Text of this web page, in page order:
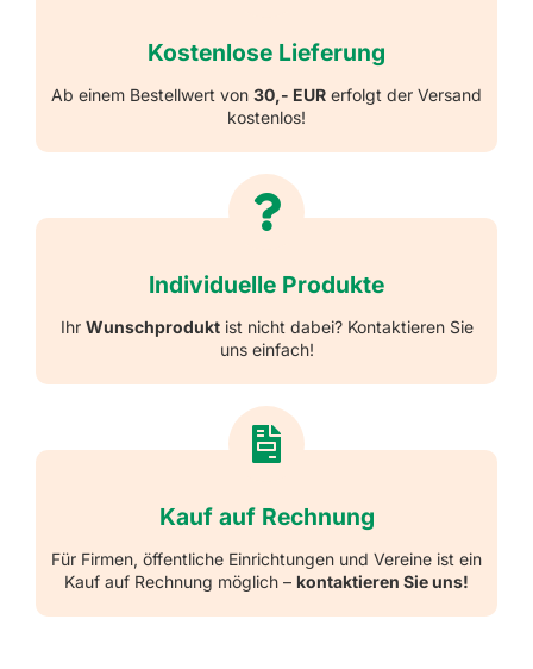
Kostenlose Lieferung
Ab einem Bestellwert von 30,- EUR erfolgt der Versand
kostenlos!
Individuelle Produkte
Ihr Wunschproduktist nicht dabei? Kontaktieren Sie
uns einfach!
Kauf auf Rechnung
Für Firmen, öffentliche Einrichtungen und Vereine ist ein
Kauf auf Rechnung möglich – kontaktieren Sie uns!